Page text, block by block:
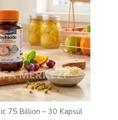
75 Billion – 30 Kapsül